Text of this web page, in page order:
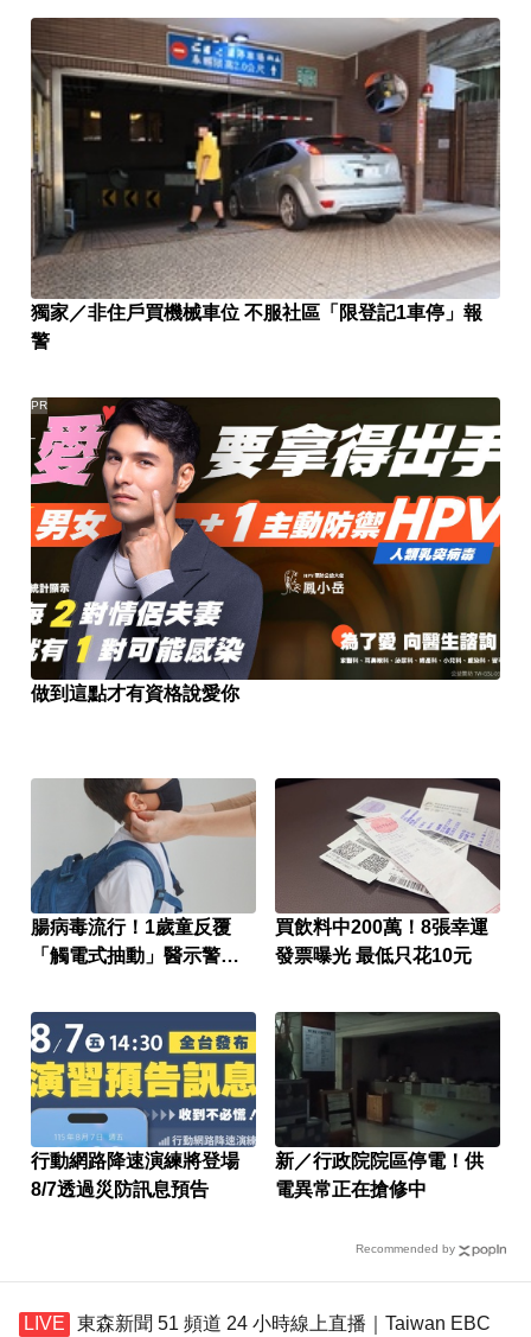
獨家／非住戶買機械車位 不服社區「限登記1車停」報
警
做到這點才有資格說愛你
PR
腸病毒流行！1歲童反覆
「觸電式抽動」醫示警：
買飲料中200萬！8張幸運
發票曝光 最低只花10元
行動網路降速演練將登場
8/7透過災防訊息預告
新／行政院院區停電！供
電異常正在搶修中
Recommended by
東森新聞 51 頻道 24 小時線上直播｜Taiwan EBC